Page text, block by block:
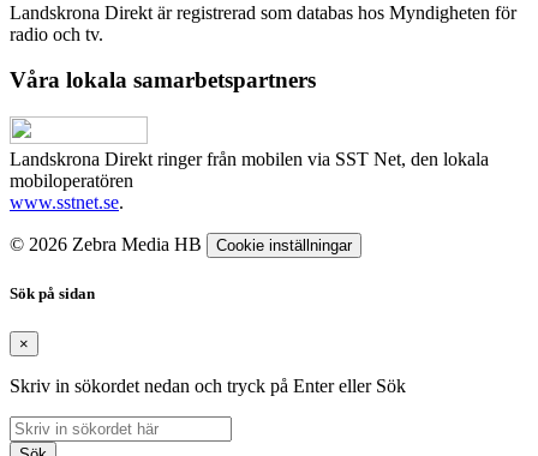
Landskrona Direkt är registrerad som databas hos Myndigheten för
radio och tv.
Våra lokala samarbetspartners
Landskrona Direkt ringer från mobilen via SST Net, den lokala
mobiloperatören
www.sstnet.se.
© 2026 Zebra Media HB Cookie inställningar
Sök på sidan
×
Skriv in sökordet nedan och tryck på Enter eller Sök